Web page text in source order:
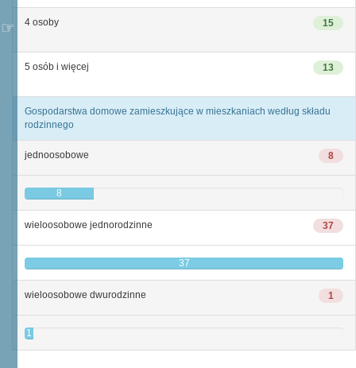
15
4 osoby
13
5 osób i więcej
Gospodarstwa domowe zamieszkujące w mieszkaniach według składu
rodzinnego
8
jednoosobowe
8
37
wieloosobowe jednorodzinne
37
1
wieloosobowe dwurodzinne
1